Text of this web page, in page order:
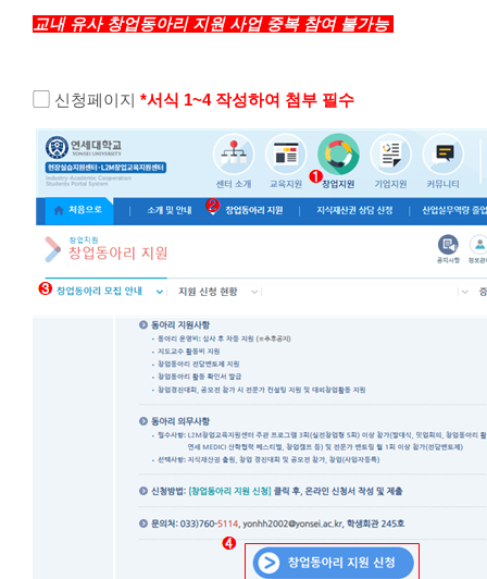
교내 유사 창업동아리 지원 사업 중복 참여 불가능
신청페이지 *서식 1~4 작성하여 첨부 필수